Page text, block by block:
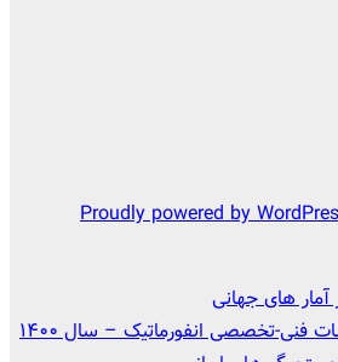
Proudly powered by
آمار های جهانی
فنی-تخصصی انفورماتیک – سال ۱۴۰۰